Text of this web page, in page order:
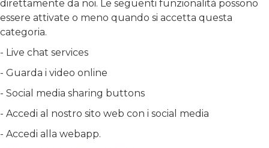
direttamente da noi. Le seguenti funzionalità possono
essere attivate o meno quando si accetta questa
categoria.
- Live chat services
- Guarda i video online
- Social media sharing buttons
- Accedi al nostro sito web con i social media
- Accedi alla webapp.